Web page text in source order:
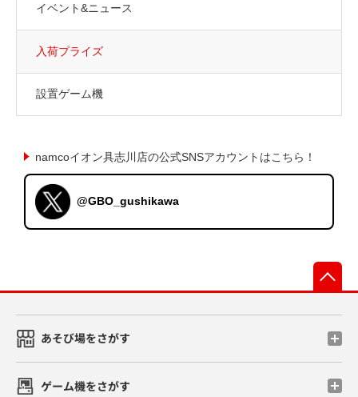
イベント&ニュース
入荷プライズ
設置ゲーム機
namcoイオン具志川店の公式SNSアカウントはこちら！
@GBO_gushikawa
あそび場をさがす
ゲーム機をさがす